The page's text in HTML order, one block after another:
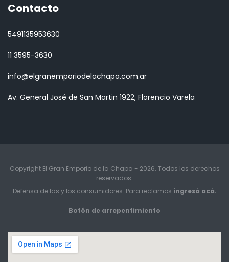
Contacto
5491135953630
11 3595-3630
info@elgranemporiodelachapa.com.ar
Av. General José de San Martin 1922, Florencio Varela
Copyright El Gran Emporio de la Chapa - 2026. Todos los derechos
reservados.
Defensa de las y los consumidores. Para reclamos ingresá acá.
Botón de arrepentimiento